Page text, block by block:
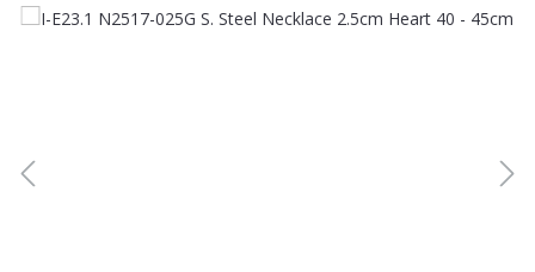
Afbeeldingengalerij overslaan